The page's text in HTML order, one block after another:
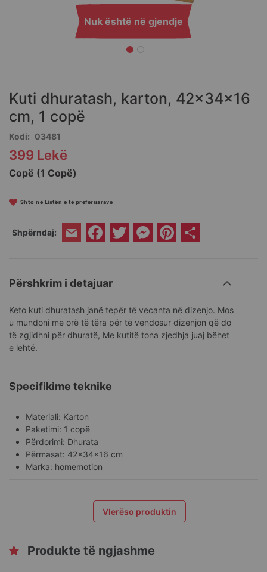
Nuk është në gjendje
beginning
of
the
images
gallery
Kuti dhuratash, karton, 42x34x16
cm, 1 copë
Kodi 03481
399 Lekë
Copë (1 Copë)
Shto në Listën e të preferuarave
Shpërndaj: Email Facebook
Twitter Messenger
Pinterest
Përshkrim i detajuar
Keto kuti dhuratash janë tepër të vecanta në dizenjo. Mos
u mundoni me orë të tëra për të vendosur dizenjon që do
të zgjidhni për dhuratë, Me kutitë tona zjedhja juaj bëhet
e lehtë.
Specifikime teknike
Materiali: Karton
Paketimi: 1 copë
Përdorimi: Dhurata
Përmasat: 42x34x16 cm
Marka: homemotion
Vlerëso produktin
Produkte të ngjashme